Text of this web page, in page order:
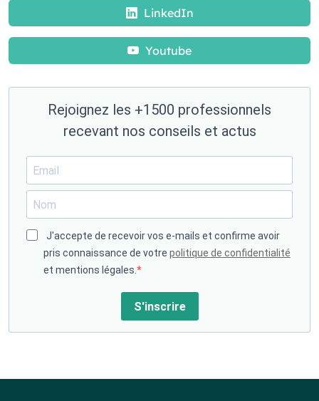
LinkedIn
Youtube
Rejoignez les +1500 professionnels
recevant nos conseils et actus
J'accepte de recevoir vos e-mails et confirme avoir
pris connaissance de votre politique de confidentialité
et mentions légales.
S'inscrire